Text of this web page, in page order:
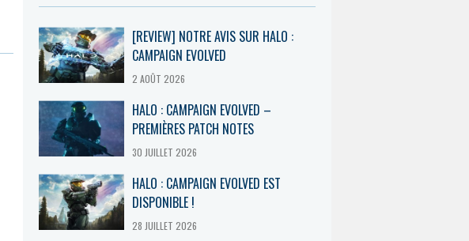
[REVIEW] NOTRE AVIS SUR HALO :
CAMPAIGN EVOLVED
2 AOÛT 2026
HALO : CAMPAIGN EVOLVED –
PREMIÈRES PATCH NOTES
30 JUILLET 2026
HALO : CAMPAIGN EVOLVED EST
DISPONIBLE !
28 JUILLET 2026